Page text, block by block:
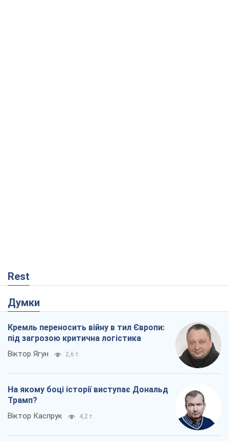
Rest
Думки
Кремль переносить війну в тил Європи:
під загрозою критична логістика
Віктор Ягун 2,6 т.
На якому боці історії виступає Дональд
Трамп?
Віктор Каспрук 4,2 т.